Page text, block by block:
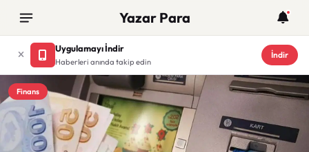
Yazar Para
Uygulamayı İndir
Haberleri anında takip edin
İndir
Finans